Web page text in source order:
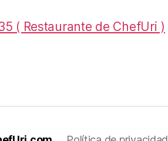
( Restaurante de ChefUri )